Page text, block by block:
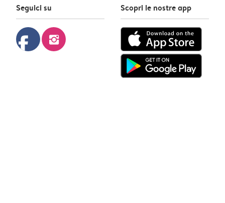
Seguici su
facebook instagram
Scopri le nostre app